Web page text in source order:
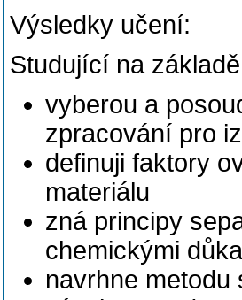
Výsledky učení:
Studující na
vyberou a
zpracování pro
definuji faktory
materiálu
zná principy
chemickými
navrhne